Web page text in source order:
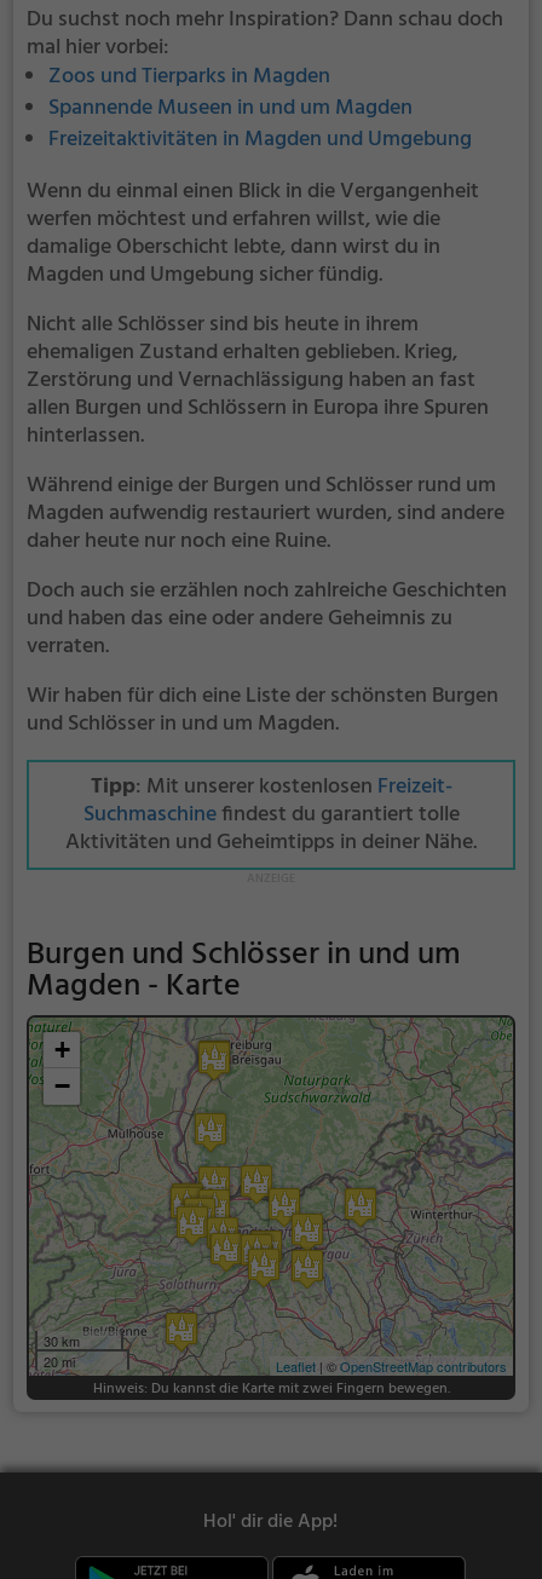
Du suchst noch mehr Inspiration? Dann schau doch
mal hier vorbei:
Zoos und Tierparks in Magden
Spannende Museen in und um Magden
Freizeitaktivitäten in Magden und Umgebung
Wenn du einmal einen Blick in die Vergangenheit
werfen möchtest und erfahren willst, wie die
damalige Oberschicht lebte, dann wirst du in
Magden und Umgebung sicher fündig.
Nicht alle Schlösser sind bis heute in ihrem
ehemaligen Zustand erhalten geblieben. Krieg,
Zerstörung und Vernachlässigung haben an fast
allen Burgen und Schlössern in Europa ihre Spuren
hinterlassen.
Während einige der Burgen und Schlösser rund um
Magden aufwendig restauriert wurden, sind andere
daher heute nur noch eine Ruine.
Doch auch sie erzählen noch zahlreiche Geschichten
und haben das eine oder andere Geheimnis zu
verraten.
Wir haben für dich eine Liste der schönsten Burgen
und Schlösser in und um Magden.
Tipp: Mit unserer kostenlosen Freizeit-
Suchmaschinefindest du garantiert tolle
Aktivitäten und Geheimtipps in deiner Nähe.
Burgen und Schlösser in und um
Magden - Karte
+
−
30 km
20 mi
Leaflet | ©OpenStreetMap contributors
Hinweis: Du kannst die Karte mit zwei Fingern bewegen.
Hol' dir die App!